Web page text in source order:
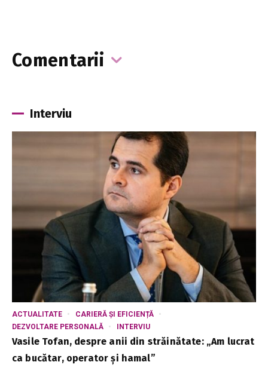
Comentarii
Interviu
ACTUALITATE
CARIERĂ ȘI EFICIENȚĂ
DEZVOLTARE PERSONALĂ
INTERVIU
Vasile Tofan, despre anii din străinătate: „Am lucrat
ca bucătar, operator și hamal”